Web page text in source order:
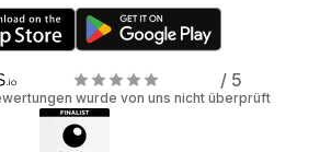
/ 5
wurde von uns nicht überprüft